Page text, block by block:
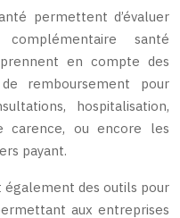
permettent d’évaluer
santé
en compte des
remboursement pour
hospitalisation,
carence, ou encore les
payant.
des outils pour
aux entreprises